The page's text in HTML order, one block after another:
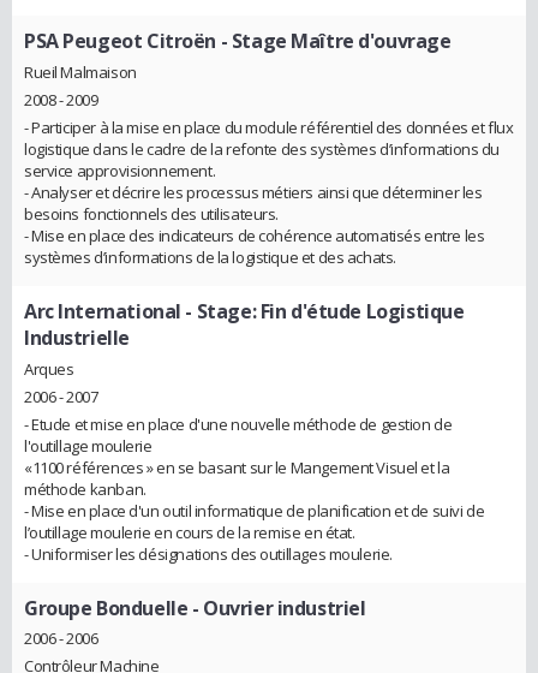
PSA Peugeot Citroën - Stage Maître d'ouvrage
Rueil Malmaison
2008 - 2009
- Participer à la mise en place du module référentiel des données et flux
logistique dans le cadre de la refonte des systèmes d’informations du
service approvisionnement.
- Analyser et décrire les processus métiers ainsi que déterminer les
besoins fonctionnels des utilisateurs.
- Mise en place des indicateurs de cohérence automatisés entre les
systèmes d’informations de la logistique et des achats.
Arc International - Stage: Fin d'étude Logistique
Industrielle
Arques
2006 - 2007
- Etude et mise en place d'une nouvelle méthode de gestion de
l'outillage moulerie
«1100 références » en se basant sur le Mangement Visuel et la
méthode kanban.
- Mise en place d'un outil informatique de planification et de suivi de
l’outillage moulerie en cours de la remise en état.
- Uniformiser les désignations des outillages moulerie.
Groupe Bonduelle - Ouvrier industriel
2006 - 2006
Contrôleur Machine